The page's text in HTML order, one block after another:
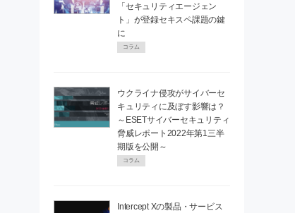
「セキュリティエージェン
ト」が登録セキスペ課題の鍵
に
コラム
ウクライナ侵攻がサイバーセ
キュリティに及ぼす影響は？
～ESETサイバーセキュリティ
脅威レポート2022年第1三半
期版を公開～
コラム
Intercept Xの製品・サービス